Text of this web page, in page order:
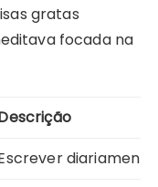
gratas
focada na